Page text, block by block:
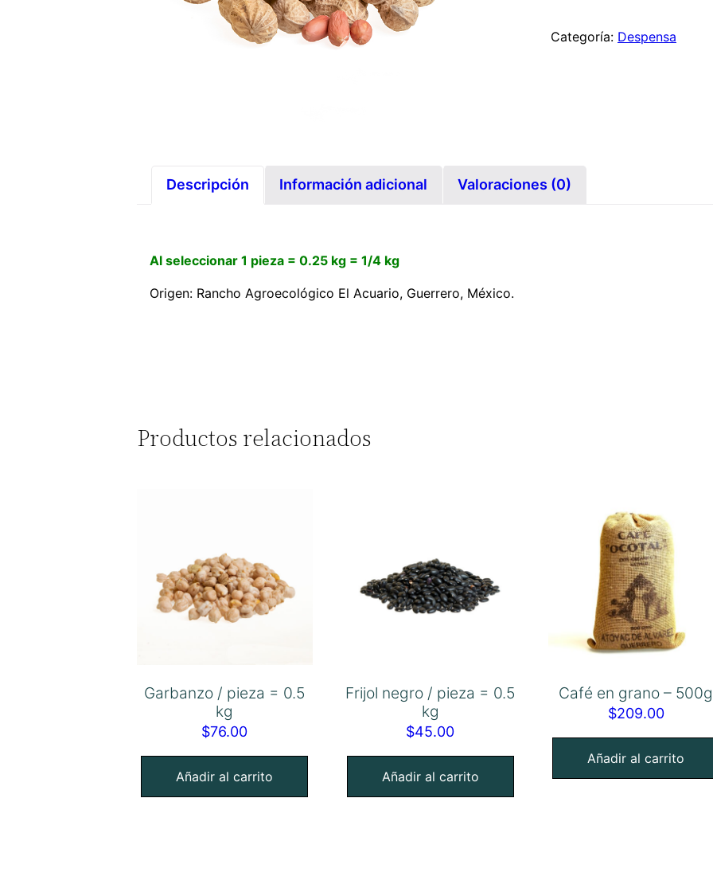
cantidad
Categoría: Despensa
Descripción Información adicional Valoraciones (0)
Al seleccionar 1 pieza = 0.25 kg = 1/4 kg
Origen: Rancho Agroecológico El Acuario, Guerrero, México.
Productos relacionados
Garbanzo / pieza = 0.5
kg
$76.00
Añadir al carrito
Frijol negro / pieza = 0.5
kg
$45.00
Añadir al carrito
Café en grano – 500g
$209.00
Añadir al carrito